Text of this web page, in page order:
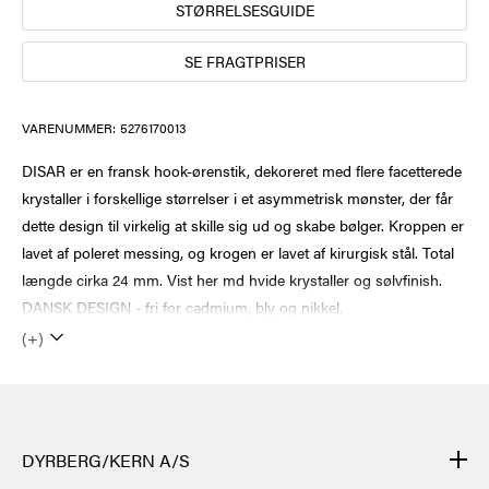
STØRRELSESGUIDE
SE FRAGTPRISER
VARENUMMER: 5276170013
DISAR er en fransk hook-ørenstik, dekoreret med flere facetterede
krystaller i forskellige størrelser i et asymmetrisk mønster, der får
dette design til virkelig at skille sig ud og skabe bølger. Kroppen er
lavet af poleret messing, og krogen er lavet af kirurgisk stål. Total
længde cirka 24 mm. Vist her md hvide krystaller og sølvfinish.
DANSK DESIGN - fri for cadmium, bly og nikkel.
(+)
DYRBERG/KERN A/S